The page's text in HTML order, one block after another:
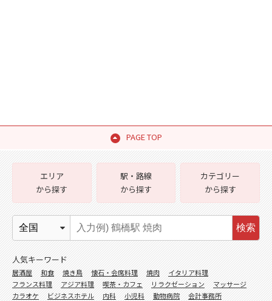
PAGE TOP
エリア
から探す
駅・路線
から探す
カテゴリー
から探す
検索
人気キーワード
居酒屋 和食 焼き鳥 懐石・会席料理 焼肉
イタリア料理
フランス料理
アジア料理 喫茶・カフェ リラクゼーション
マッサージ
カラオケ
ビジネスホテル 内科 小児科 動物病院
会計事務所